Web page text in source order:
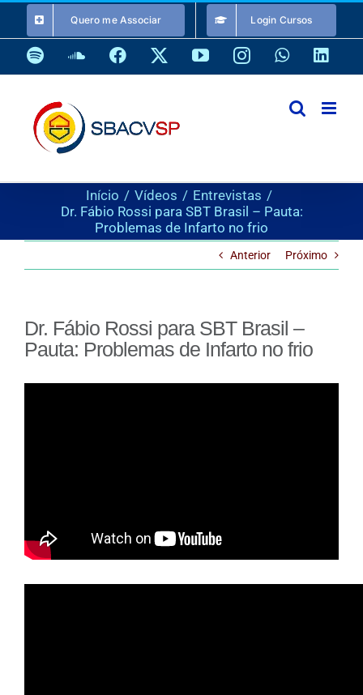
o
conteúdo
Quero me Associar Login Cursos
SpotifySoundCloud
Facebook YouTubeInstagramWhatsApp
Início Vídeos
Entrevistas
Dr. Fábio Rossi para SBT Brasil – Pauta:
Problemas de Infarto no frio
Anterior Próximo
Dr. Fábio Rossi para SBT Brasil –
Pauta: Problemas de Infarto no frio